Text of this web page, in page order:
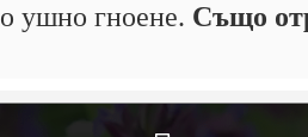
ушно гноене. Също